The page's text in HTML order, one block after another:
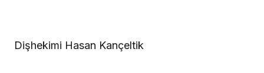
Dişhekimi Hasan Kançeltik